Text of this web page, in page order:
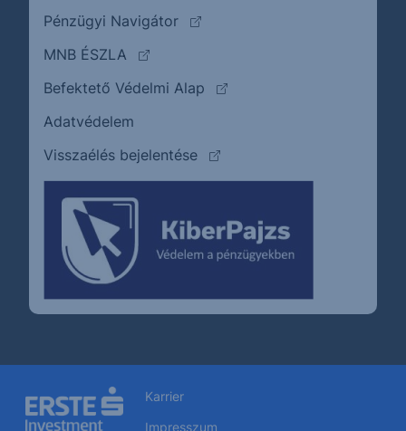
Pénzügyi Navigátor
(külső oldalra ugrik)
MNB ÉSZLA
(külső oldalra ugrik)
Befektető Védelmi Alap
(külső oldalra ugrik)
Adatvédelem
Visszaélés bejelentése
(külső oldalra ugrik)
Karrier
Impresszum